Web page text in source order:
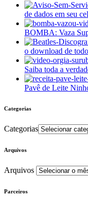
de dados em seu
BOMBA: Vaza
o download de
Saiba toda a
Pavê de Leite
Categorias
Categorias
Arquivos
Arquivos
Parceiros